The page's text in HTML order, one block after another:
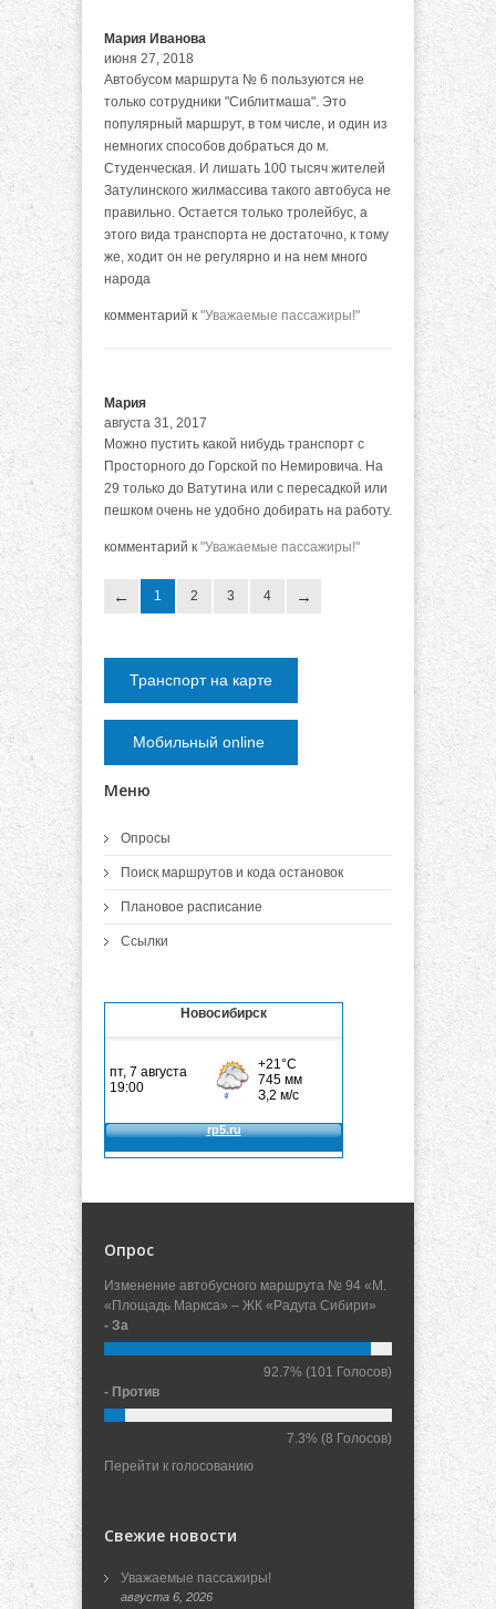
Мария Иванова
июня 27, 2018
Автобусом маршрута № 6 пользуются не
только сотрудники "Сиблитмаша". Это
популярный маршрут, в том числе, и один из
немногих способов добраться до м.
Студенческая. И лишать 100 тысяч жителей
Затулинского жилмассива такого автобуса не
правильно. Остается только тролейбус, а
этого вида транспорта не достаточно, к тому
же, ходит он не регулярно и на нем много
народа
комментарий к "Уважаемые пассажиры!"
Мария
августа 31, 2017
Можно пустить какой нибудь транспорт с
Просторного до Горской по Немировича. На
29 только до Ватутина или с пересадкой или
пешком очень не удобно добирать на работу.
комментарий к "Уважаемые пассажиры!"
1 2 3 4
Транспорт на карте
Мобильный online
Меню
Опросы
Поиск маршрутов и кода остановок
Плановое расписание
Ссылки
Новосибирск
Опрос
Изменение автобусного маршрута № 94 «М.
«Площадь Маркса» – ЖК «Радуга Сибири»
- За
92.7% (101 Голосов)
- Против
7.3% (8 Голосов)
Перейти к голосованию
Свежие новости
Уважаемые пассажиры!
августа 6, 2026